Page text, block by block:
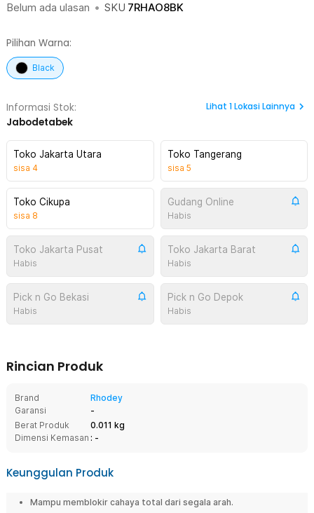
Belum ada ulasan • SKU 7RHAO8BK
Pilihan Warna:
Black
Informasi Stok:
Jabodetabek
Lihat 1Lokasi Lainnya
Toko Jakarta Utara
sisa 4
Toko Tangerang
sisa 5
Toko Cikupa
sisa 8
Gudang Online
Habis
Toko Jakarta Pusat
Habis
Toko Jakarta Barat
Habis
Pick n Go Bekasi
Habis
Pick n Go Depok
Habis
Rincian Produk
Brand
Rhodey
Garansi
-
Berat Produk
0.011 kg
Dimensi Kemasan : -
Keunggulan Produk
Mampu memblokir cahaya total dari segala arah.